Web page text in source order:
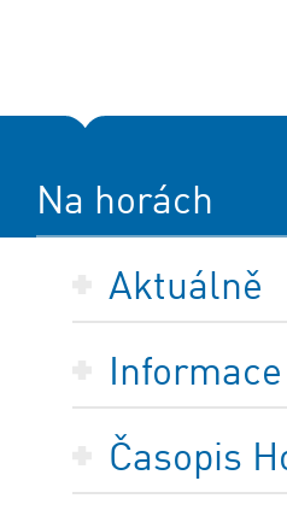
Na horách
Aktuálně
Časopis